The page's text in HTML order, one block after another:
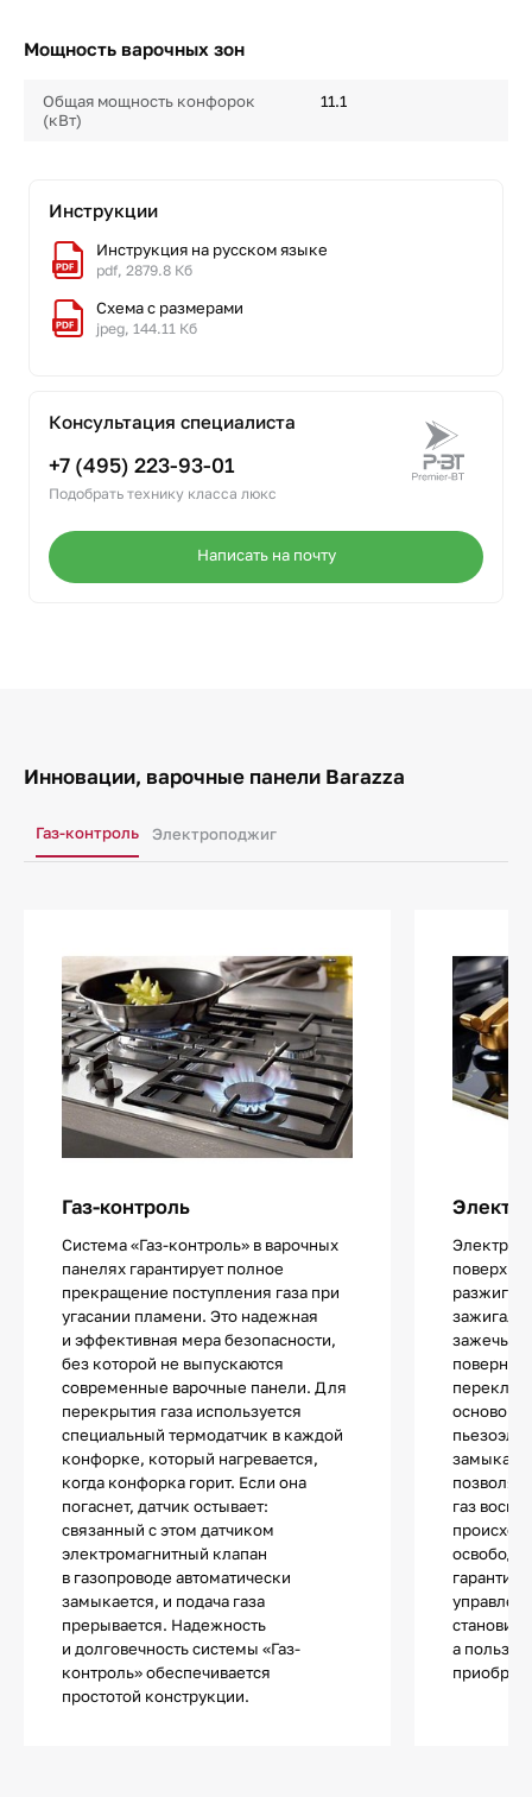
Мощность варочных зон
Общая мощность конфорок
(кВт)
11.1
Инструкции
Инструкция на русском языке
pdf, 2879.8 Кб
Схема с размерами
jpeg, 144.11 Кб
Консультация специалиста
+7 (495) 223-93-01
Подобрать технику класса люкс
Написать на почту
Инновации, варочные панели Barazza
Газ-контроль Электроподжиг
Газ-контроль
Система «Газ-контроль» в варочных
панелях гарантирует полное
прекращение поступления газа при
угасании пламени. Это надежная
и эффективная мера безопасности,
без которой не выпускаются
современные варочные панели. Для
перекрытия газа используется
специальный термодатчик в каждой
конфорке, который нагревается,
когда конфорка горит. Если она
погаснет, датчик остывает:
связанный с этом датчиком
электромагнитный клапан
в газопроводе автоматически
замыкается, и подача газа
прерывается. Надежность
и долговечность системы «Газ-
контроль» обеспечивается
простотой конструкции.
зажечь
повернув
основой
газ
а